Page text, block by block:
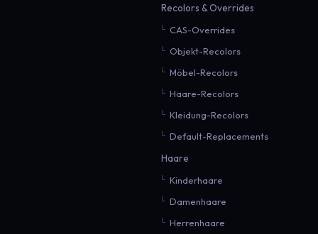
Recolors & Overrides
CAS-Overrides
Objekt-Recolors
Möbel-Recolors
Haare-Recolors
Kleidung-Recolors
Default-Replacements
Haare
Kinderhaare
Damenhaare
Herrenhaare